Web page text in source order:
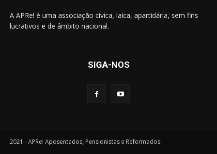
A APRe! é uma associação cívica, laica, apartidária, sem fins
lucrativos e de âmbito nacional.
SIGA-NOS
2021 - APRe! Aposentados, Pensionistas e Reformados